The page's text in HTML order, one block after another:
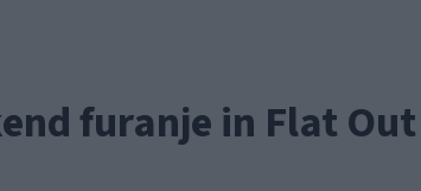
furanje in Flat Out